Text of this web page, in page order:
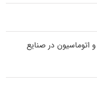
اتوماسیون در صنایع